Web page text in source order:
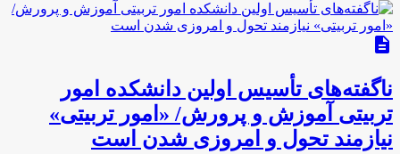
description
ناگفته‌های تأسیس اولین دانشکده امور
تربیتی آموزش و پرورش/ «امور تربیتی»
نیازمند تحول و امروزی شدن است